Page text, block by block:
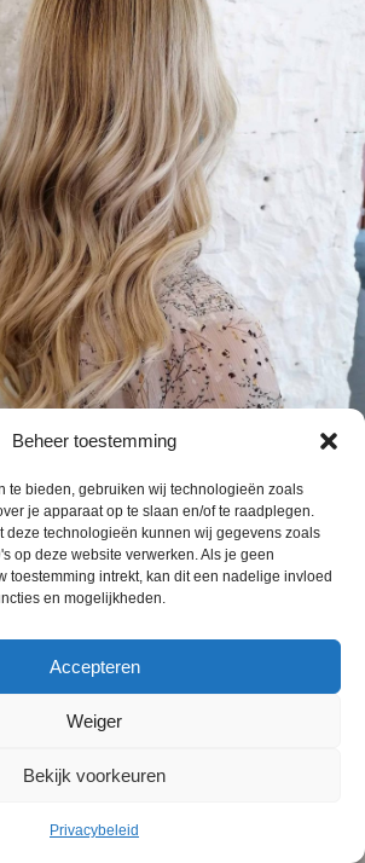
Beheer toestemming
te bieden, gebruiken wij technologieën zoals
je apparaat op te slaan en/of te raadplegen.
deze technologieën kunnen wij gegevens zoals
op deze website verwerken. Als je geen
toestemming intrekt, kan dit een nadelige invloed
en mogelijkheden.
Accepteren
Weiger
Bekijk voorkeuren
Privacybeleid